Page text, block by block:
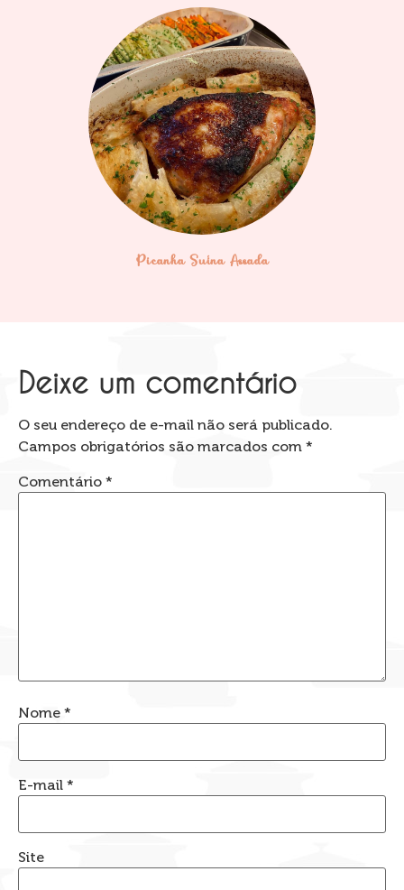
Picanha Suína Assada
Deixe um comentário
O seu endereço de e-mail não será publicado.
Campos obrigatórios são marcados com *
Comentário *
Nome *
E-mail *
Site